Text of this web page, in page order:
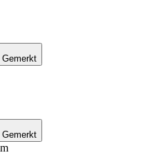
Gemerkt
Gemerkt